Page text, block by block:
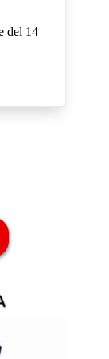
del 14